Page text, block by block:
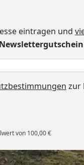
eintragen und
zur
von 100,00 €